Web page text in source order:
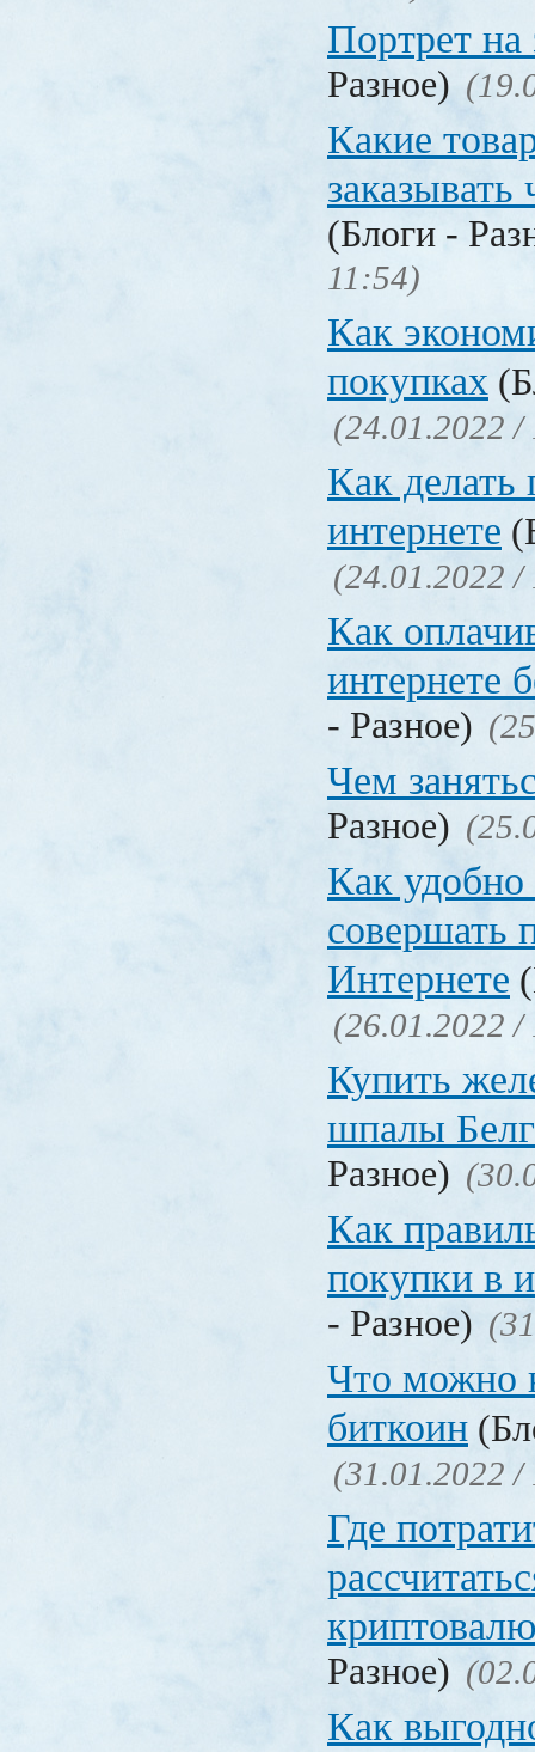
Портрет на
Разное)
Какие
заказывать
(Блоги -
11:54)
Как
покупках
(24.01.2022 /
Как делать
интернете
(24.01.2022 /
Как
интернете
- Разное)
Чем
Разное)
Как удобно
совершать
Интернете
(26.01.2022 /
Купить
шпалы
Разное)
Как
покупки в
- Разное)
Что можно
биткоин
(31.01.2022 /
Где
Разное)
Как